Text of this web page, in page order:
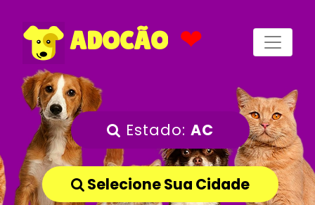
ADOCÃO ❤
Estado: AC
Selecione Sua Cidade